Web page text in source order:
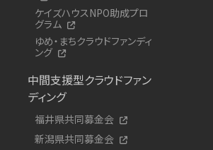
ケイズハウスNPO助成プロ
グラム
ゆめ・まちクラウドファンディ
ング
中間支援型クラウドファン
ディング
福井県共同募金会
新潟県共同募金会